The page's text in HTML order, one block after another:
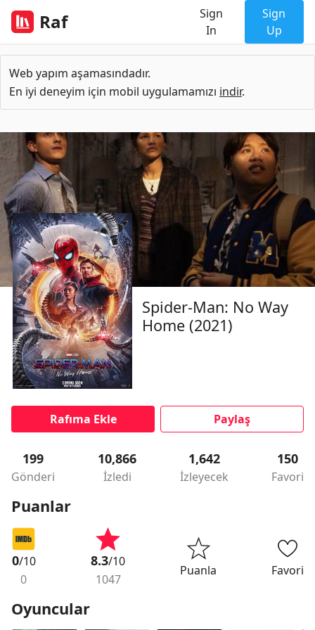
Raf
Sign
In
Sign
Up
Web yapım aşamasındadır.
En iyi deneyim için mobil uygulamamızı indir.
Spider-Man: No Way
Home (2021)
Rafıma Ekle Paylaş
199
Gönderi
10,866
İzledi
1,642
İzleyecek
150
Favori
Puanlar
0/10
0
8.3/10
1047
Puanla Favori
Oyuncular